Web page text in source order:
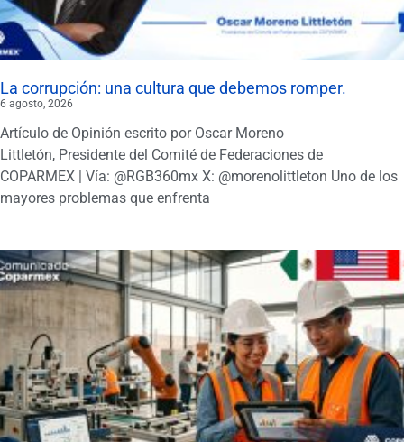
La corrupción: una cultura que debemos romper.
6 agosto, 2026
Artículo de Opinión escrito por Oscar Moreno
Littletón, Presidente del Comité de Federaciones de
COPARMEX | Vía: @RGB360mx X: @morenolittleton Uno de los
mayores problemas que enfrenta